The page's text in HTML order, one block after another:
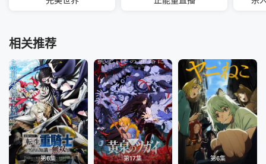
相关推荐
第6集 第17集 第6集